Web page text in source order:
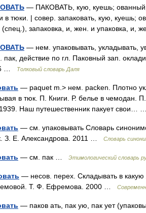
— ПАКОВАТЬ, кую, куешь; ованный;
в тюки. | совер. запаковать, кую, куешь;
(спец.), запаковка, и, жен. и упаковка,
— нем. упаковывать, укладывать,
пак, действие по гл. Паковный зап.
…
Толковый словарь Даля
— paquet m.> нем. packen. Плотно
в тюк. П. Книги. Р. белье в чемодан.
Наш путешественник пакует свои…
— см. упаковывать Словарь
З. Е. Александрова. 2011 …
Словарь
— см. пак … Этимологический словарь
— несов. перех. Складывать в какую
Т. Ф. Ефремова. 2000 …
— паков ать, пак ую, пак ует